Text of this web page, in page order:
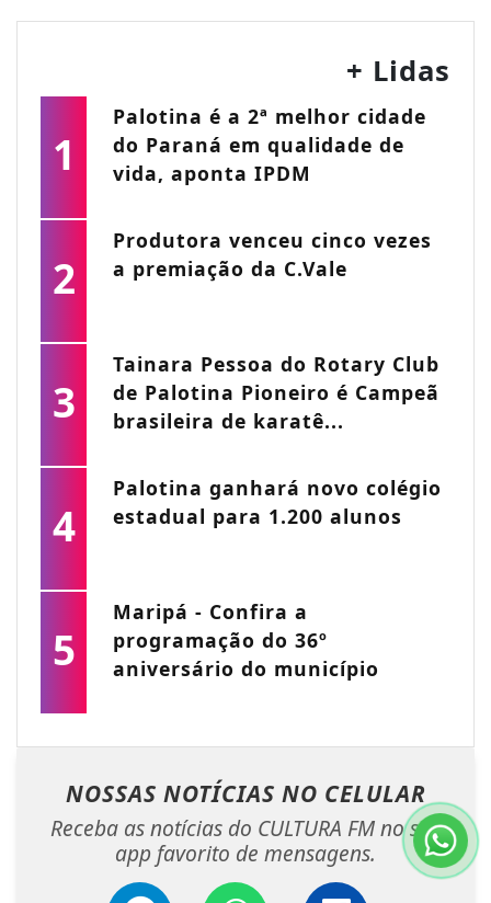
+ Lidas
1
Palotina é a 2ª melhor cidade
do Paraná em qualidade de
vida, aponta IPDM
2
Produtora venceu cinco vezes
a premiação da C.Vale
3
Tainara Pessoa do Rotary Club
de Palotina Pioneiro é Campeã
brasileira de karatê...
4
Palotina ganhará novo colégio
estadual para 1.200 alunos
5
Maripá - Confira a
programação do 36º
aniversário do município
NOSSAS NOTÍCIAS NO CELULAR
Receba as notícias do CULTURA FM no seu
app favorito de mensagens.